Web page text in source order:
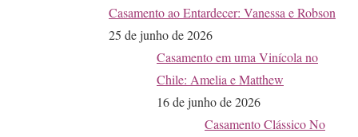
Casamento ao Entardecer: Vanessa e Robson
25 de junho de 2026
Casamento em uma Vinícola no
Chile: Amelia e Matthew
16 de junho de 2026
Casamento Clássico No